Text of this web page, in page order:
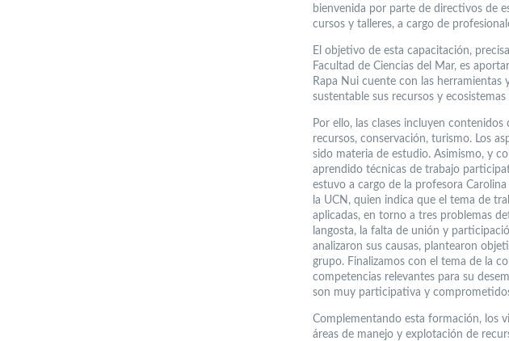
bienvenida por parte de directivos de
cursos y talleres, a cargo de
El objetivo de esta capacitación,
Facultad de Ciencias del Mar, es
Rapa Nui cuente con las
sustentable sus recursos y
Por ello, las clases incluyen
recursos, conservación, turismo. Los
sido materia de estudio. Asimismo, y
aprendido técnicas de trabajo
estuvo a cargo de la profesora Carolina
la UCN, quien indica que el tema de
aplicadas, en torno a tres problemas
langosta, la falta de unión y
analizaron sus causas, plantearon
grupo. Finalizamos con el tema de la
competencias relevantes para su
son muy participativa y
Complementando esta formación, los
áreas de manejo y explotación de